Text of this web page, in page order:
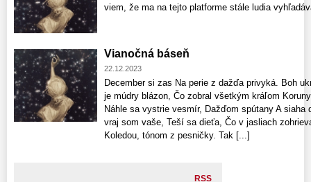
viem, že ma na tejto platforme stále ludia
Vianočná báseň
22.12.2023
December si zas Na perie z dažďa privyká. Boh
je múdry blázon, Čo zobral všetkým kráľom
Náhle sa vystrie vesmír, Dažďom spútany A
vraj som vaše, Teší sa dieťa, Čo v jasliach
Koledou, tónom z pesničky. Tak [...]
RSS